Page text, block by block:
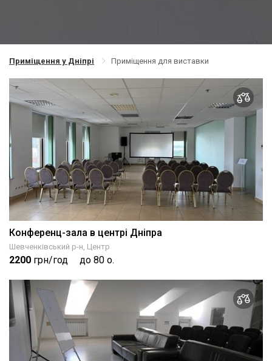
Приміщення у Дніпрі Приміщення для виставки
Конференц-зала в центрі Дніпра
Шевченківський р-н, Центр
2200 грн/год до 80 о.